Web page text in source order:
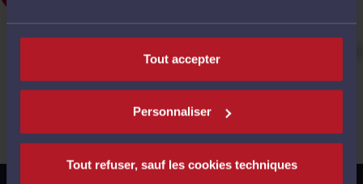
Tout accepter
Personnaliser
Tout refuser, sauf les cookies techniques